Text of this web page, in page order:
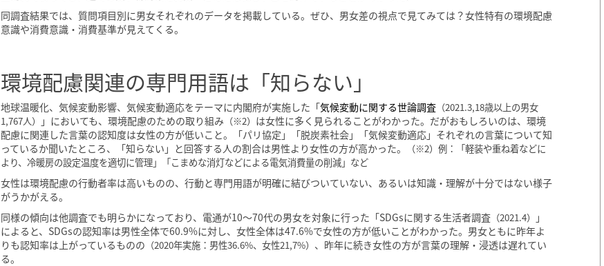
同調査結果では、質問項目別に男女それぞれのデータを掲載している。ぜひ、男女差の視点で見てみては？女性特有の環境配慮
意識や消費意識・消費基準が見えてくる。
環境配慮関連の専門用語は「知らない」
地球温暖化、気候変動影響、気候変動適応をテーマに内閣府が実施した「気候変動に関する世論調査 （2021.3,18歳以上の男女
1,767人）
」においても、環境配慮のための取り組み （※2） は女性に多く見られることがわかった。だがおもしろいのは、環境
配慮に関連した言葉の認知度は女性の方が低いこと。「パリ協定」「脱炭素社会」「気候変動適応」それぞれの言葉について知
っているか聞いたところ、「知らない」と回答する人の割合は男性より女性の方が高かった。
（※2）例：「軽装や重ね着などに
より、冷暖房の設定温度を適切に管理」「こまめな消灯などによる電気消費量の削減」など
女性は環境配慮の行動者率は高いものの、行動と専門用語が明確に結びついていない、あるいは知識・理解が十分ではない様子
がうかがえる。
同様の傾向は他調査でも明らかになっており、電通が10〜70代の男女を対象に行った「SDGsに関する生活者調査 （2021.4）
」
によると、SDGsの認知率は男性全体で60.9%に対し、女性全体は47.6%で女性の方が低いことがわかった。男女ともに昨年よ
りも認知率は上がっているものの （2020年実施：男性36.6%、女性21,7%） 、昨年に続き女性の方が言葉の理解・浸透は遅れてい
る。